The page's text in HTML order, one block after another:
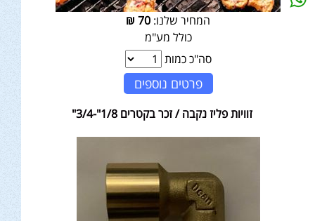
המחיר שלנו: 70
₪
כולל מע"מ
סה"כ כמות
פרטים נוספים
זוויות פליז נקבה / זכר בקטרים 1/8"-3/4"